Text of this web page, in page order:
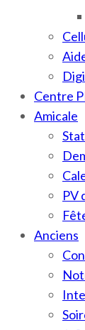
Centre
Amicale
PV
Anciens